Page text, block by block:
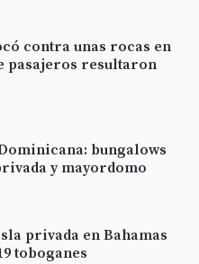
contra unas rocas en
pasajeros resultaron
bungalows
y mayordomo
privada en Bahamas
toboganes